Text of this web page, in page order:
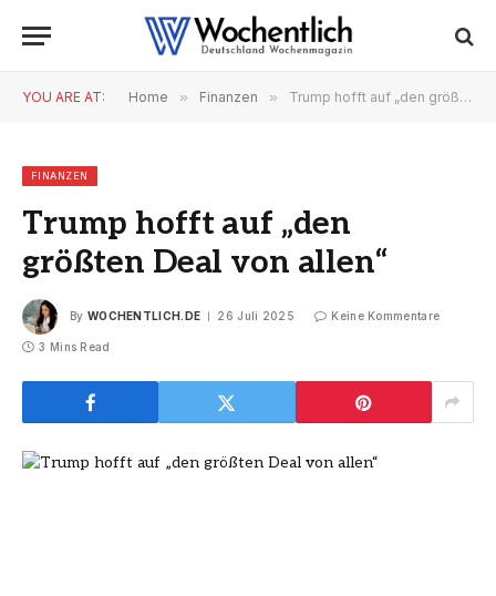
YOU ARE AT: Home » Finanzen » Trump hofft auf „den größten Deal von allen“
FINANZEN
Trump hofft auf „den
größten Deal von allen“
By WOCHENTLICH.DE 26 Juli 2025 Keine Kommentare
3 Mins Read